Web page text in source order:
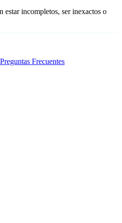
incompletos, ser inexactos o
Preguntas Frecuentes